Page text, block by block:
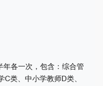
年各一次，包含：综合管
类、中小学教师D类、